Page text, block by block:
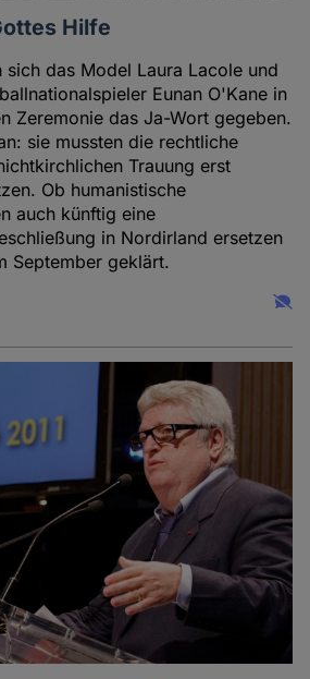
Hilfe
sich das Model Laura Lacole und
Eunan O'Kane in
Zeremonie das Ja-Wort gegeben.
sie mussten die rechtliche
Trauung erst
Ob humanistische
auch künftig eine
in Nordirland ersetzen
September geklärt.